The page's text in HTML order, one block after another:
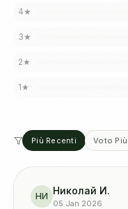
4★
3★
2★
1★
Più Recenti Voto
НИ Николай И.
05 Jan 2026